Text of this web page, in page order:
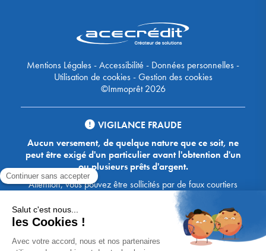
Mentions Légales-Accessibilité - Données personnelles-
Utilisation de cookies-Gestion des cookies
©Immoprêt 2026
VIGILANCE FRAUDE
Aucun versement, de quelque nature que ce soit, ne
peut être exigé d'un particulier avant l'obtention d'un
ou plusieurs prêts d'argent.
Attention, vous pouvez être sollicités par de faux courtiers
Ace Crédit / Immoprêt, qui vous proposent de bénéficier de
crédits, en vous demandant de transmettre des documents,
des fonds, des coordonnées bancaires, etc. Soyez vigilants :
Immoprêt ne demande jamais à ses clients de virer sur ses
comptes des sommes prêtées par les banques, à l'exception